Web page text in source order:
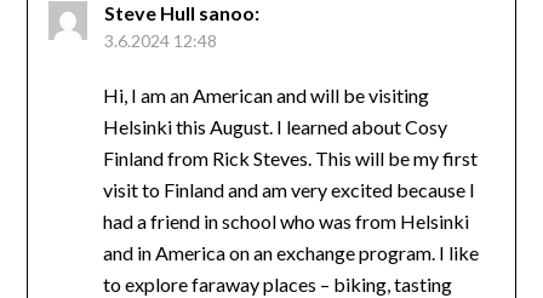
Steve Hull sanoo:
3.6.2024 12:48
Hi, I am an American and will be visiting
Helsinki this August. I learned about Cosy
Finland from Rick Steves. This will be my first
visit to Finland and am very excited because I
had a friend in school who was from Helsinki
and in America on an exchange program. I like
to explore faraway places – biking, tasting